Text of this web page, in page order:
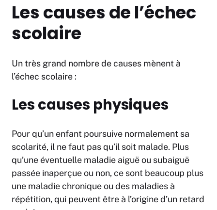
Les causes de l’échec
scolaire
Un très grand nombre de causes mènent à
l’échec scolaire :
Les causes physiques
Pour qu’un enfant poursuive normalement sa
scolarité, il ne faut pas qu’il soit malade. Plus
qu’une éventuelle maladie aiguë ou subaiguë
passée inaperçue ou non, ce sont beaucoup plus
une maladie chronique ou des maladies à
répétition, qui peuvent être à l’origine d’un retard